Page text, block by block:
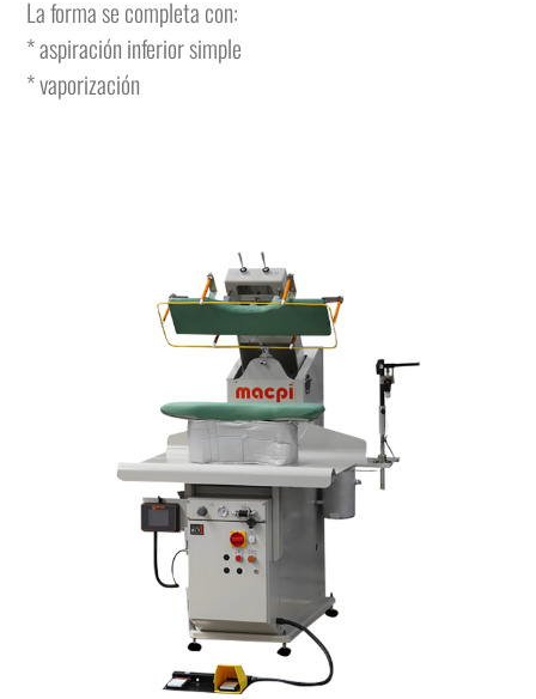
La forma se completa con:
* aspiración inferior simple
* vaporización